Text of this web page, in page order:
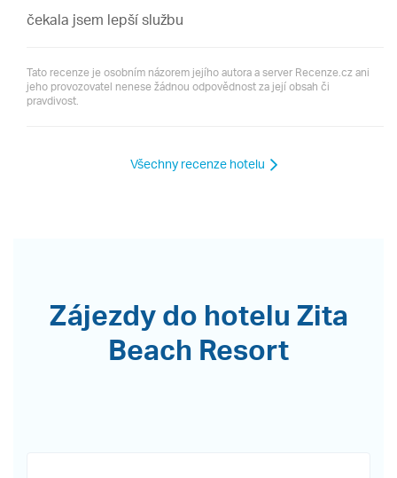
čekala jsem lepší službu
Tato recenze je osobním názorem jejího autora a server Recenze.cz ani
jeho provozovatel nenese žádnou odpovědnost za její obsah či
pravdivost.
Všechny recenze hotelu
Zájezdy do hotelu Zita
Beach Resort